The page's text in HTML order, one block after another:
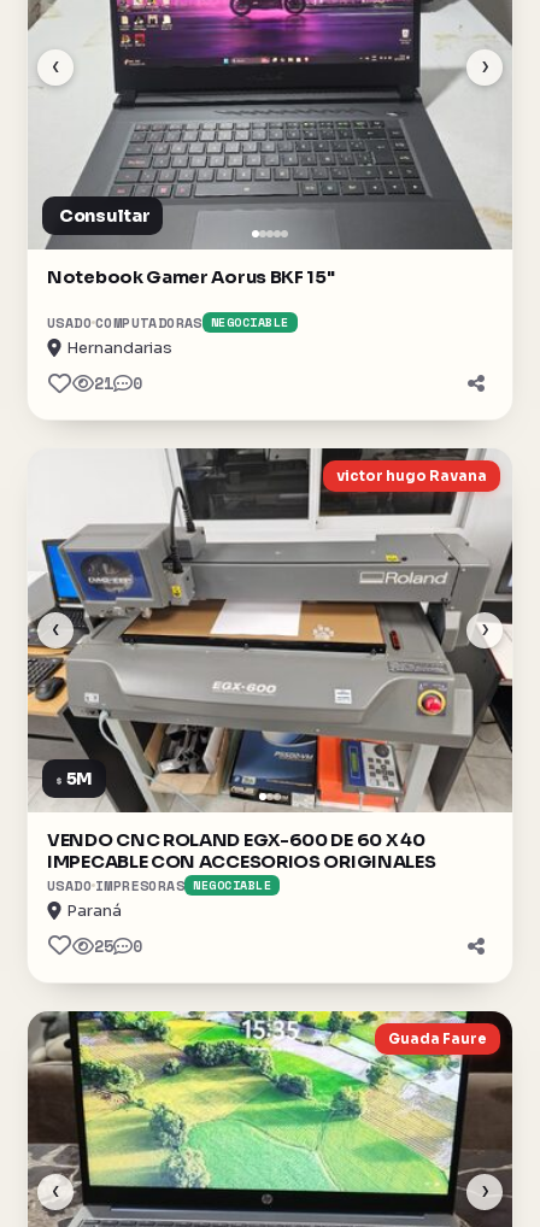
‹ ›
Consultar
Notebook Gamer Aorus BKF 15"
USADO COMPUTADORAS NEGOCIABLE
Hernandarias
21 0
‹ ›
victor hugo Ravana
$ 5M
VENDO CNC ROLAND EGX-600 DE 60 X 40
IMPECABLE CON ACCESORIOS ORIGINALES
USADO IMPRESORAS NEGOCIABLE
Paraná
25 0
‹ ›
Guada Faure